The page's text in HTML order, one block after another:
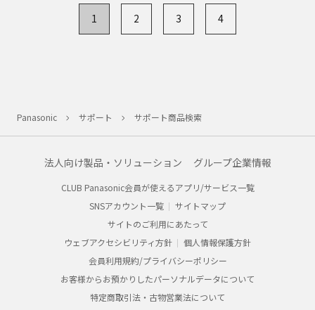
1 2 3 4
Panasonic サポート サポート商品検索
法人向け製品・ソリューション グループ企業情報
CLUB Panasonic会員が使えるアプリ/サービス一覧
SNSアカウント一覧
サイトマップ
サイトのご利用にあたって
ウェブアクセシビリティ方針
個人情報保護方針
会員利用規約/プライバシーポリシー
お客様からお預かりしたパーソナルデータについて
特定商取引法・古物営業法について